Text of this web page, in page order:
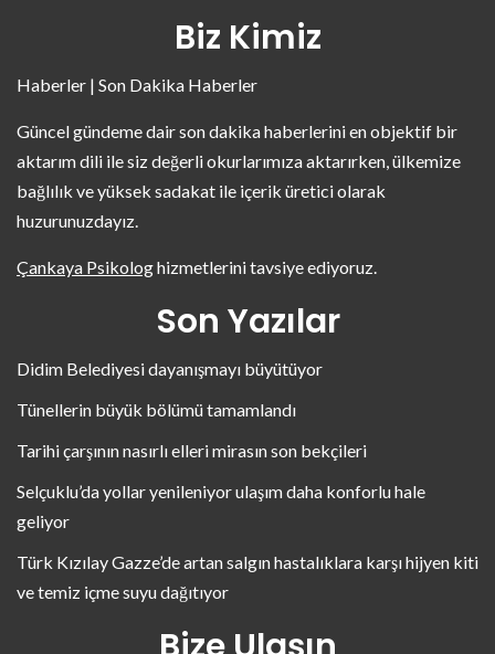
Biz Kimiz
Haberler | Son Dakika Haberler
Güncel gündeme dair son dakika haberlerini en objektif bir
aktarım dili ile siz değerli okurlarımıza aktarırken, ülkemize
bağlılık ve yüksek sadakat ile içerik üretici olarak
huzurunuzdayız.
Çankaya Psikologhizmetlerini tavsiye ediyoruz.
Son Yazılar
Didim Belediyesi dayanışmayı büyütüyor
Tünellerin büyük bölümü tamamlandı
Tarihi çarşının nasırlı elleri mirasın son bekçileri
Selçuklu’da yollar yenileniyor ulaşım daha konforlu hale
geliyor
Türk Kızılay Gazze’de artan salgın hastalıklara karşı hijyen kiti
ve temiz içme suyu dağıtıyor